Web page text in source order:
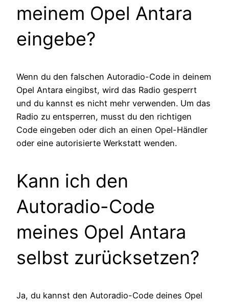
meinem Opel Antara
eingebe?
Wenn du den falschen Autoradio-Code in deinem
Opel Antara eingibst, wird das Radio gesperrt
und du kannst es nicht mehr verwenden. Um das
Radio zu entsperren, musst du den richtigen
Code eingeben oder dich an einen Opel-Händler
oder eine autorisierte Werkstatt wenden.
Kann ich den
Autoradio-Code
meines Opel Antara
selbst zurücksetzen?
Ja, du kannst den Autoradio-Code deines Opel